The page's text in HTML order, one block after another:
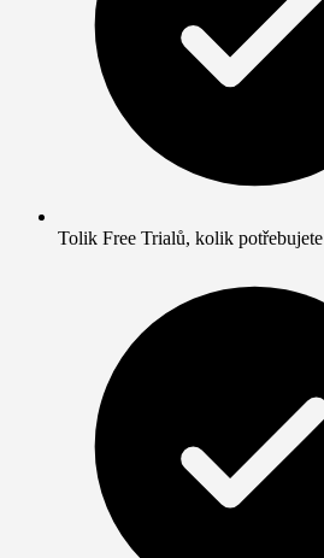
Tolik Free Trialů, kolik potřebujete